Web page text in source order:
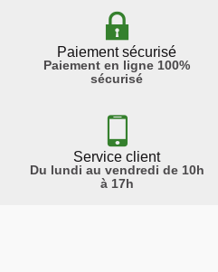
Paiement sécurisé
Paiement en ligne 100%
sécurisé
Service client
Du lundi au vendredi de 10h
à 17h